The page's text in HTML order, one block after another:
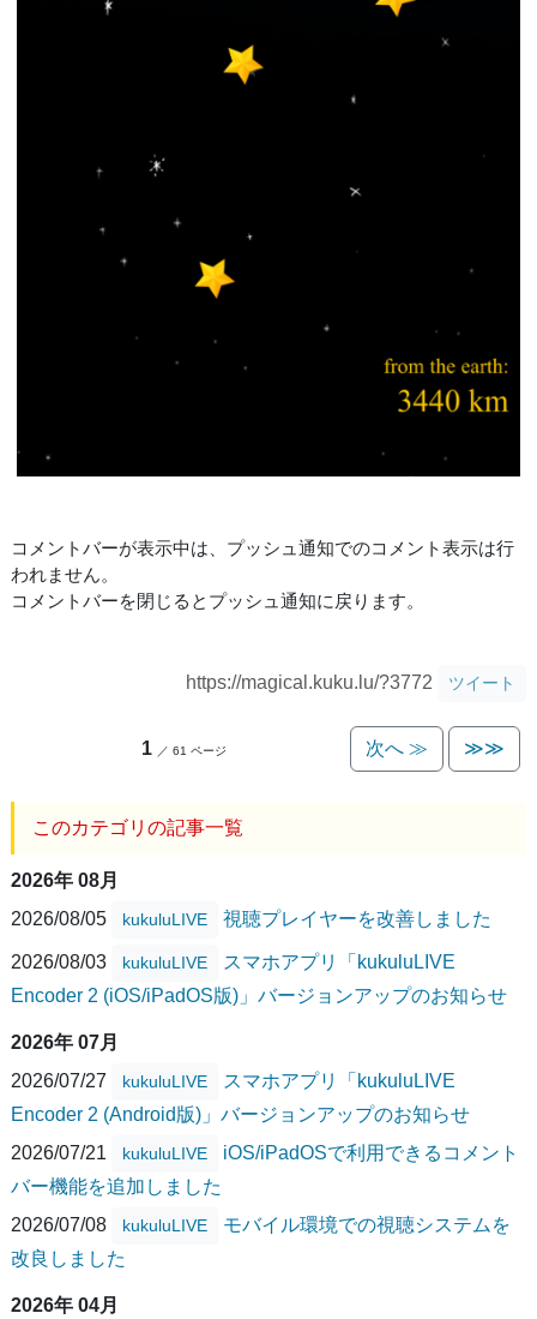
コメントバーが表示中は、プッシュ通知でのコメント表示は行
われません。
コメントバーを閉じるとプッシュ通知に戻ります。
https://magical.kuku.lu/?3772 ツイート
1 ／ 61 ページ 次へ ≫ ≫≫
このカテゴリの記事一覧
2026年 08月
2026/08/05
kukuluLIVE 視聴プレイヤーを改善しました
2026/08/03 kukuluLIVE
スマホアプリ「kukuluLIVE
Encoder 2 (iOS/iPadOS版)」バージョンアップのお知らせ
2026年 07月
2026/07/27
kukuluLIVE
スマホアプリ「kukuluLIVE
Encoder 2 (Android版)」バージョンアップのお知らせ
2026/07/21
kukuluLIVE
iOS/iPadOSで利用できるコメント
バー機能を追加しました
2026/07/08
kukuluLIVE
モバイル環境での視聴システムを
改良しました
2026年 04月